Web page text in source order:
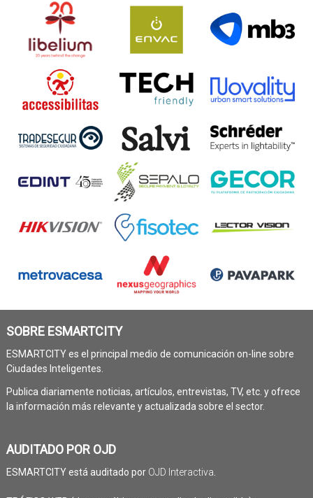
SOBRE ESMARTCITY
ESMARTCITY es el principal medio de comunicación on-line sobre
Ciudades Inteligentes.
Publica diariamente noticias, artículos, entrevistas, TV, etc. y ofrece
la información más relevante y actualizada sobre el sector.
AUDITADO POR OJD
ESMARTCITY está auditado por OJD Interactiva